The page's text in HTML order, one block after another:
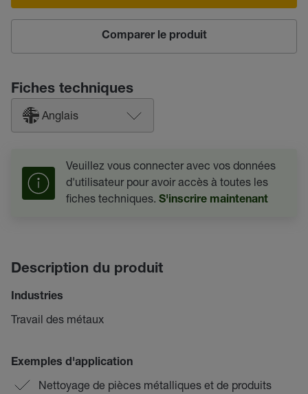
Comparer le produit
Fiches techniques
Anglais
Veuillez vous connecter avec vos données
d'utilisateur pour avoir accès à toutes les
fiches techniques. S'inscrire maintenant
Description du produit
Industries
Travail des métaux
Exemples d'application
Nettoyage de pièces métalliques et de produits